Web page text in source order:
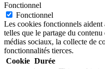
Fonctionnel
Fonctionnel
Les cookies fonctionnels
telles que le partage du
médias sociaux, la collecte de
fonctionnalités tierces.
Cookie Durée